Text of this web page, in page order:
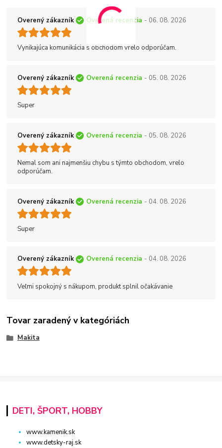
Overený zákazník Overená recenzia - 06. 08. 2026
Vynikajúca komunikácia s obchodom vrelo odporúčam.
Overený zákazník Overená recenzia - 05. 08. 2026
Super
Overený zákazník Overená recenzia - 05. 08. 2026
Nemal som ani najmenšiu chybu s týmto obchodom, vrelo
odporúčam.
Overený zákazník Overená recenzia - 04. 08. 2026
Super
Overený zákazník Overená recenzia - 04. 08. 2026
Veľmi spokojný s nákupom, produkt splnil očakávanie
Tovar zaradený v kategóriách
Makita
DETI, ŠPORT, HOBBY
www.kamenik.sk
www.detsky-raj.sk